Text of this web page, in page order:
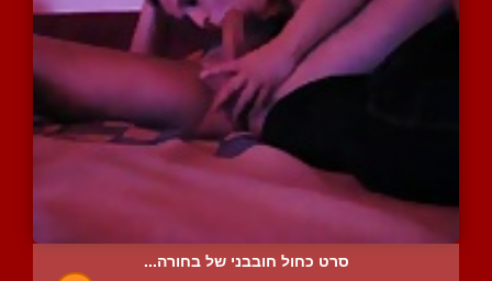
סרט כחול חובבני של בחורה...